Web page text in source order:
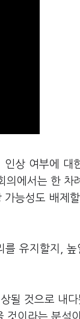
인상 여부에 대
의에서는 한 차
가능성도 배제
유지할지, 높
될 것으로 내
것이라는 분석